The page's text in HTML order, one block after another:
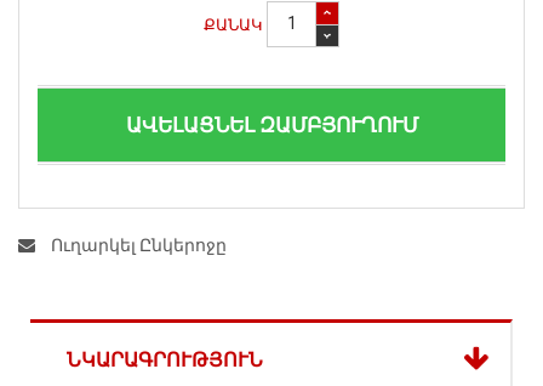
ՔԱՆԱԿ
ԱՎԵԼԱՑՆԵԼ ԶԱՄԲՅՈՒՂՈՒՄ
Ուղարկել Ընկերոջը
ՆԿԱՐԱԳՐՈՒԹՅՈՒՆ